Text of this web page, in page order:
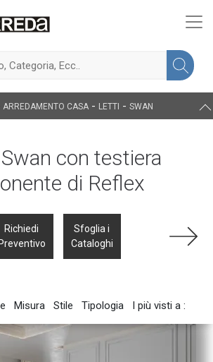
ARREDAMENTO CASA- LETTI - SWAN
con testiera
di Reflex
Richiedi
Preventivo
Sfoglia i
Cataloghi
Misura Stile Tipologia I più visti a :